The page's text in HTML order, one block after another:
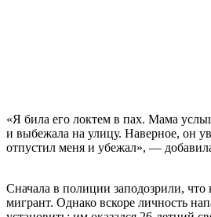
«Я била его локтем в пах. Мама
и выбежала на улицу. Наверное, он
отпустил меня и убежал», —
Сначала в полиции заподозрили, что
мигрант. Однако вскоре личность